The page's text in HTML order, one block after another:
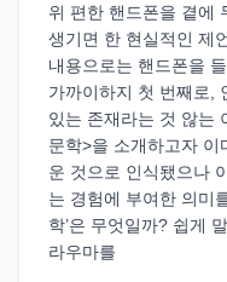
위 편한 핸드폰을 곁에
생기면 한 현실적인 제
내용으로는 핸드폰을
가까이하지 첫 번째로,
있는 존재라는 것 않는
문학>을 소개하고자 이
운 것으로 인식됐으나
는 경험에 부여한 의미
학’은 무엇일까? 쉽게
라우마를